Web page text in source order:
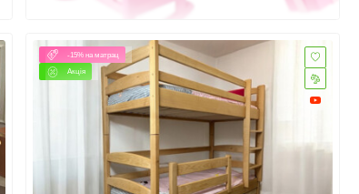
-15% на матрац
Акція